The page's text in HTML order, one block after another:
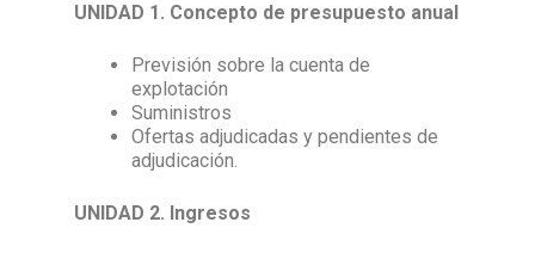
UNIDAD 1. Concepto de presupuesto anual
Previsión sobre la cuenta de
explotación
Suministros
Ofertas adjudicadas y pendientes de
adjudicación.
UNIDAD 2. Ingresos